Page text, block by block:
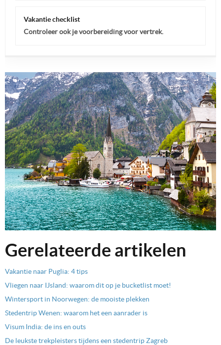
Vakantie checklist
Controleer ook je voorbereiding voor vertrek.
Gerelateerde artikelen
Vakantie naar Puglia: 4 tips
Vliegen naar IJsland: waarom dit op je bucketlist moet!
Wintersport in Noorwegen: de mooiste plekken
Stedentrip Wenen: waarom het een aanrader is
Visum India: de ins en outs
De leukste trekpleisters tijdens een stedentrip Zagreb